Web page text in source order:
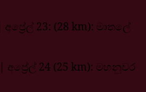
23: (28 km): මාතලේ
24 (25 km): මහනුවර